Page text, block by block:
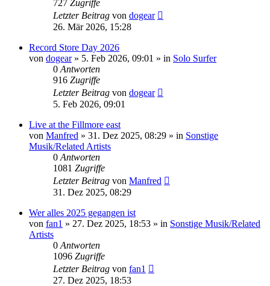
727 Zugriffe
Letzter Beitrag von dogear
26. Mär 2026, 15:28
Record Store Day 2026
von dogear» 5. Feb 2026, 09:01 » in Solo Surfer
0 Antworten
916 Zugriffe
Letzter Beitrag von dogear
5. Feb 2026, 09:01
Live at the Fillmore east
von Manfred » 31. Dez 2025, 08:29 » in Sonstige
Musik/Related Artists
0 Antworten
1081 Zugriffe
Letzter Beitrag von Manfred
31. Dez 2025, 08:29
Wer alles 2025 gegangen ist
von fan1 » 27. Dez 2025, 18:53 » in Sonstige Musik/Related
Artists
0 Antworten
1096 Zugriffe
Letzter Beitrag von fan1
27. Dez 2025, 18:53